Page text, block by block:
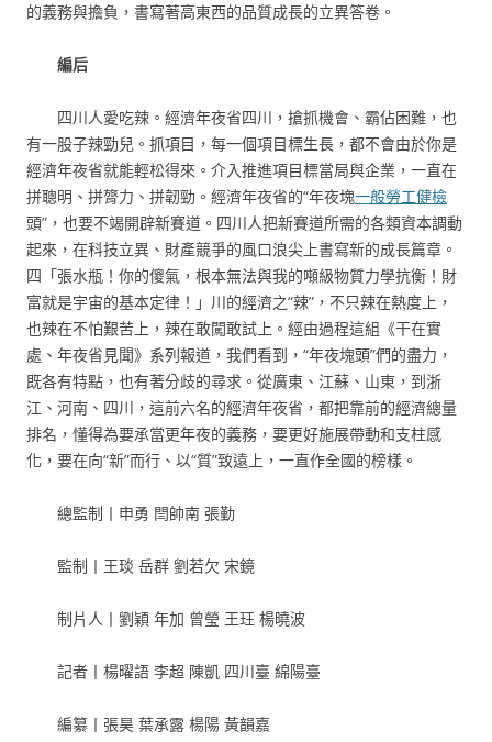
的義務與擔負，書寫著高東西的品質成長的立異答卷。
編后
四川人愛吃辣。經濟年夜省四川，搶抓機會、霸佔困難，也
有一股子辣勁兒。抓項目，每一個項目標生長，都不會由於你是
經濟年夜省就能輕松得來。介入推進項目標當局與企業，一直在
拼聰明、拼膂力、拼韌勁。經濟年夜省的“年夜塊一般勞工健檢
頭”，也要不竭開辟新賽道。四川人把新賽道所需的各類資本調動
起來，在科技立異、財產競爭的風口浪尖上書寫新的成長篇章。
四「張水瓶！你的傻氣，根本無法與我的噸級物質力學抗衡！財
富就是宇宙的基本定律！」川的經濟之“辣”，不只辣在熱度上，
也辣在不怕艱苦上，辣在敢闖敢試上。經由過程這組《干在實
處、年夜省見聞》系列報道，我們看到，“年夜塊頭”們的盡力，
既各有特點，也有著分歧的尋求。從廣東、江蘇、山東，到浙
江、河南、四川，這前六名的經濟年夜省，都把靠前的經濟總量
排名，懂得為要承當更年夜的義務，要更好施展帶動和支柱感
化，要在向“新”而行、以“質”致遠上，一直作全國的榜樣。
總監制丨申勇 閆帥南 張勤
監制丨王琰 岳群 劉若欠 宋鏡
制片人丨劉穎 年加 曾瑩 王玨 楊曉波
記者丨楊曜語 李超 陳凱 四川臺 綿陽臺
編纂丨張昊 葉承露 楊陽 黃韻嘉